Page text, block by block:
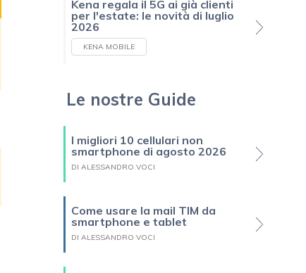
Kena regala il 5G ai già clienti
per l'estate: le novità di luglio
2026
KENA MOBILE
Le nostre Guide
I migliori 10 cellulari non
smartphone di agosto 2026
DI ALESSANDRO VOCI
Come usare la mail TIM da
smartphone e tablet
DI ALESSANDRO VOCI